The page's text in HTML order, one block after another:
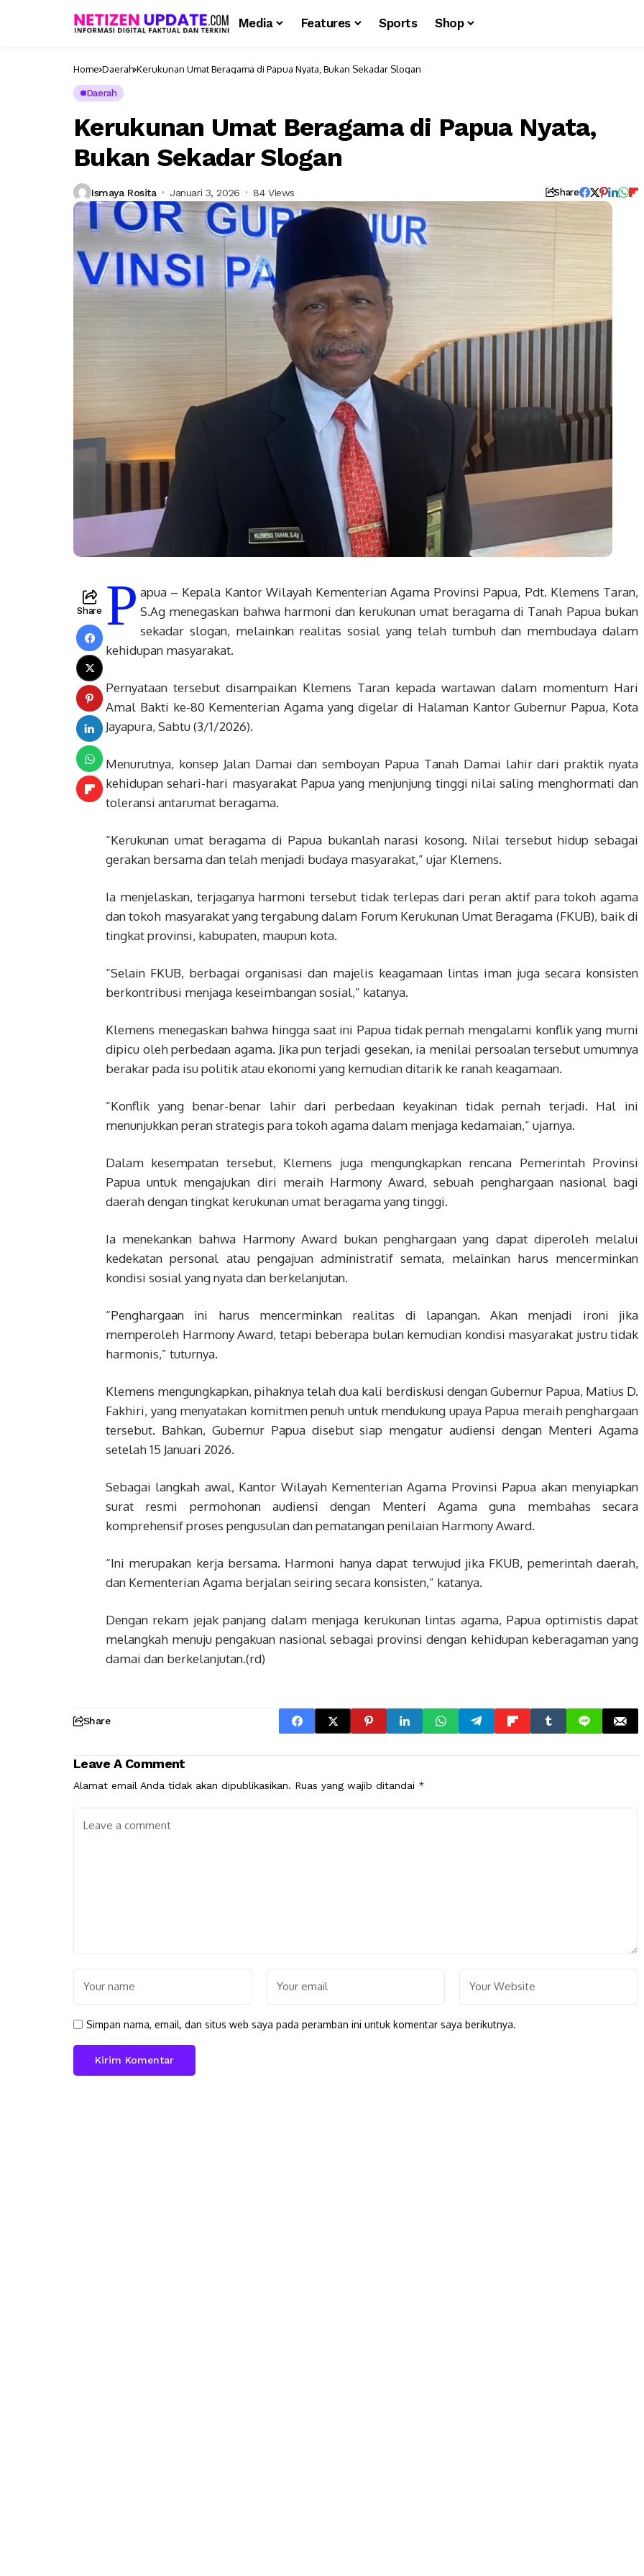
Media Features Sports Shop
Home Daerah Kerukunan Umat Beragama di Papua Nyata, Bukan Sekadar Slogan
Daerah
Kerukunan Umat Beragama di Papua Nyata,
Bukan Sekadar Slogan
Ismaya Rosita Januari 3, 2026 84 Views Share
Share P apua – Kepala Kantor Wilayah Kementerian Agama Provinsi Papua, Pdt. Klemens Taran,
S.Ag menegaskan bahwa harmoni dan kerukunan umat beragama di Tanah Papua bukan
sekadar slogan, melainkan realitas sosial yang telah tumbuh dan membudaya dalam
kehidupan masyarakat.
Pernyataan tersebut disampaikan Klemens Taran kepada wartawan dalam momentum Hari
Amal Bakti ke-80 Kementerian Agama yang digelar di Halaman Kantor Gubernur Papua, Kota
Jayapura, Sabtu (3/1/2026).
Menurutnya, konsep Jalan Damai dan semboyan Papua Tanah Damai lahir dari praktik nyata
kehidupan sehari-hari masyarakat Papua yang menjunjung tinggi nilai saling menghormati dan
toleransi antarumat beragama.
“Kerukunan umat beragama di Papua bukanlah narasi kosong. Nilai tersebut hidup sebagai
gerakan bersama dan telah menjadi budaya masyarakat,” ujar Klemens.
Ia menjelaskan, terjaganya harmoni tersebut tidak terlepas dari peran aktif para tokoh agama
dan tokoh masyarakat yang tergabung dalam Forum Kerukunan Umat Beragama (FKUB), baik di
tingkat provinsi, kabupaten, maupun kota.
“Selain FKUB, berbagai organisasi dan majelis keagamaan lintas iman juga secara konsisten
berkontribusi menjaga keseimbangan sosial,” katanya.
Klemens menegaskan bahwa hingga saat ini Papua tidak pernah mengalami konflik yang murni
dipicu oleh perbedaan agama. Jika pun terjadi gesekan, ia menilai persoalan tersebut umumnya
berakar pada isu politik atau ekonomi yang kemudian ditarik ke ranah keagamaan.
“Konflik yang benar-benar lahir dari perbedaan keyakinan tidak pernah terjadi. Hal ini
menunjukkan peran strategis para tokoh agama dalam menjaga kedamaian,” ujarnya.
Dalam kesempatan tersebut, Klemens juga mengungkapkan rencana Pemerintah Provinsi
Papua untuk mengajukan diri meraih Harmony Award, sebuah penghargaan nasional bagi
daerah dengan tingkat kerukunan umat beragama yang tinggi.
Ia menekankan bahwa Harmony Award bukan penghargaan yang dapat diperoleh melalui
kedekatan personal atau pengajuan administratif semata, melainkan harus mencerminkan
kondisi sosial yang nyata dan berkelanjutan.
“Penghargaan ini harus mencerminkan realitas di lapangan. Akan menjadi ironi jika
memperoleh Harmony Award, tetapi beberapa bulan kemudian kondisi masyarakat justru tidak
harmonis,” tuturnya.
Klemens mengungkapkan, pihaknya telah dua kali berdiskusi dengan Gubernur Papua, Matius D.
Fakhiri, yang menyatakan komitmen penuh untuk mendukung upaya Papua meraih penghargaan
tersebut. Bahkan, Gubernur Papua disebut siap mengatur audiensi dengan Menteri Agama
setelah 15 Januari 2026.
Sebagai langkah awal, Kantor Wilayah Kementerian Agama Provinsi Papua akan menyiapkan
surat resmi permohonan audiensi dengan Menteri Agama guna membahas secara
komprehensif proses pengusulan dan pematangan penilaian Harmony Award.
“Ini merupakan kerja bersama. Harmoni hanya dapat terwujud jika FKUB, pemerintah daerah,
dan Kementerian Agama berjalan seiring secara konsisten,” katanya.
Dengan rekam jejak panjang dalam menjaga kerukunan lintas agama, Papua optimistis dapat
melangkah menuju pengakuan nasional sebagai provinsi dengan kehidupan keberagaman yang
damai dan berkelanjutan.(rd)
Share
Leave A Comment
Alamat email Anda tidak akan dipublikasikan. Ruas yang wajib ditandai *
Simpan nama, email, dan situs web saya pada peramban ini untuk komentar saya berikutnya.